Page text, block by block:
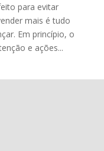
para evitar
mais é tudo
Em princípio, o
e ações...